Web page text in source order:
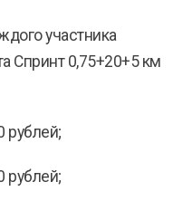
участника
Спринт 0,75+20+5 км
рублей;
рублей;